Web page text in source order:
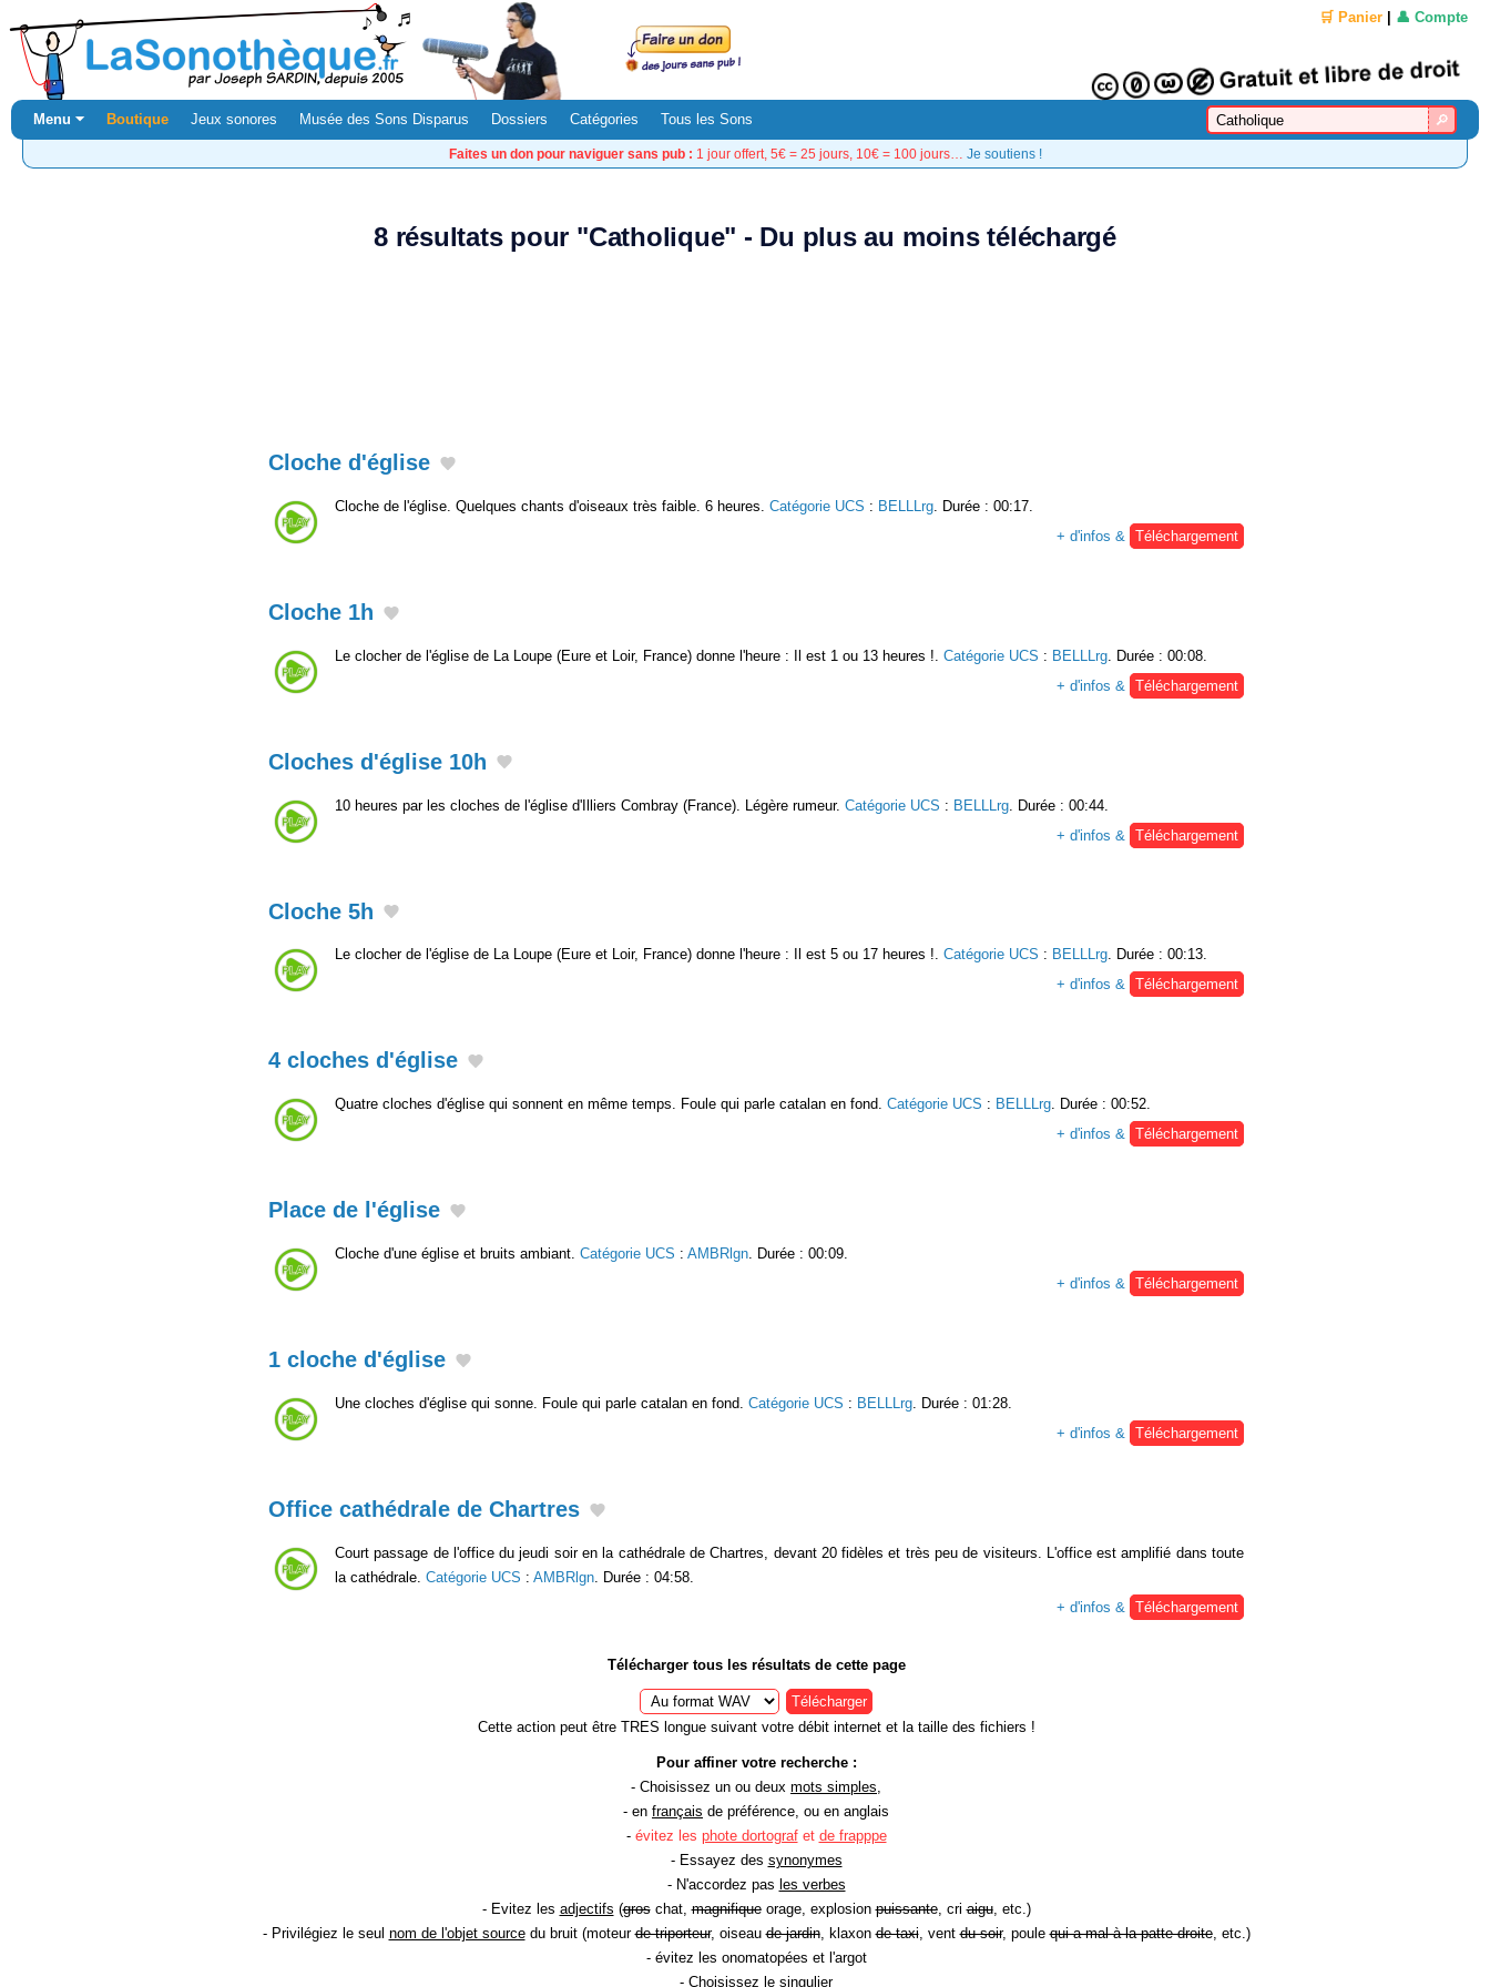
🛒 Panier 👤 Compte
Menu ⏷ Boutique Jeux sonores Musée des Sons Disparus Dossiers Catégories Tous les Sons
Faites un don pour naviguer sans pub : 1 jour offert, 5€ = 25 jours, 10€ = 100 jours… Je soutiens !
8 résultats pour "Catholique" - Du plus au moins téléchargé
Cloche d'église
Cloche de l'église. Quelques chants d'oiseaux très faible. 6 heures. Catégorie UCS : BELLLrg . Durée : 00:17.
+ d'infos &
Téléchargement
Cloche 1h
Le clocher de l'église de La Loupe (Eure et Loir, France) donne l'heure : Il est 1 ou 13 heures !. Catégorie UCS : BELLLrg . Durée : 00:08.
+ d'infos &
Téléchargement
Cloches d'église 10h
10 heures par les cloches de l'église d'Illiers Combray (France). Légère rumeur. Catégorie UCS : BELLLrg . Durée : 00:44.
+ d'infos &
Téléchargement
Cloche 5h
Le clocher de l'église de La Loupe (Eure et Loir, France) donne l'heure : Il est 5 ou 17 heures !. Catégorie UCS : BELLLrg. Durée : 00:13.
+ d'infos & Téléchargement
4 cloches d'église
Quatre cloches d'église qui sonnent en même temps. Foule qui parle catalan en fond. Catégorie UCS : BELLLrg. Durée : 00:52.
+ d'infos & Téléchargement
Place de l'église
Cloche d'une église et bruits ambiant. Catégorie UCS : AMBRlgn. Durée : 00:09.
+ d'infos & Téléchargement
1 cloche d'église
Une cloches d'église qui sonne. Foule qui parle catalan en fond. Catégorie UCS : BELLLrg . Durée : 01:28.
+ d'infos &
Téléchargement
Office cathédrale de Chartres
Court passage de l'office du jeudi soir en la cathédrale de Chartres, devant 20 fidèles et très peu de visiteurs. L'office est amplifié dans toute
la cathédrale. Catégorie UCS : AMBRlgn . Durée : 04:58.
+ d'infos &
Téléchargement
Télécharger tous les résultats de cette page
Télécharger
Cette action peut être TRES longue suivant votre débit internet et la taille des fichiers !
Pour affiner votre recherche :
- Choisissez un ou deux mots simples
- en français de préférence, ou en anglais
- évitez les phote dortografet de frapppe
- Essayez des synonymes
- N'accordez pas les verbes
- Evitez les adjectifs (groschat,magnifiqueorage, explosionpuissante, criaigu, etc.)
- Privilégiez le seul nom de l'objet sourcedu bruit (moteurde triporteur, oiseaude jardin, klaxonde taxi, ventdu soir, poulequi a mal à la patte droite, etc.)
- évitez les onomatopées et l'argot
- Choisissez le singulier